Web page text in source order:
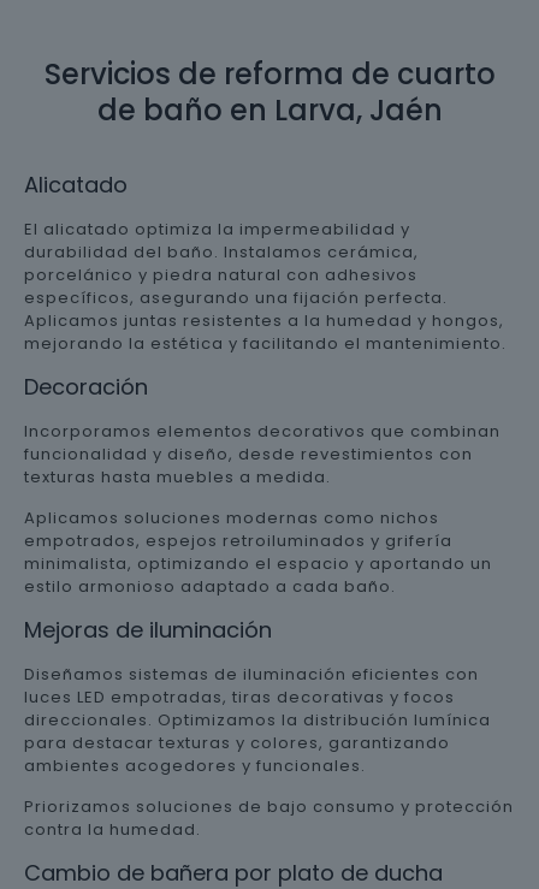
Servicios de reforma de cuarto
de baño en Larva, Jaén
Alicatado
El alicatado optimiza la impermeabilidad y
durabilidad del baño. Instalamos cerámica,
porcelánico y piedra natural con adhesivos
específicos, asegurando una fijación perfecta.
Aplicamos juntas resistentes a la humedad y hongos,
mejorando la estética y facilitando el mantenimiento.
Decoración
Incorporamos elementos decorativos que combinan
funcionalidad y diseño, desde revestimientos con
texturas hasta muebles a medida.
Aplicamos soluciones modernas como nichos
empotrados, espejos retroiluminados y grifería
minimalista, optimizando el espacio y aportando un
estilo armonioso adaptado a cada baño.
Mejoras de iluminación
Diseñamos sistemas de iluminación eficientes con
luces LED empotradas, tiras decorativas y focos
direccionales. Optimizamos la distribución lumínica
para destacar texturas y colores, garantizando
ambientes acogedores y funcionales.
Priorizamos soluciones de bajo consumo y protección
contra la humedad.
Cambio de bañera por plato de ducha